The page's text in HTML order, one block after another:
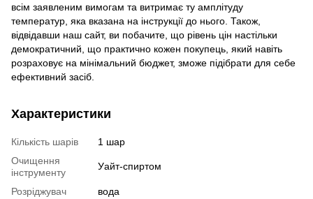
всім заявленим вимогам та витримає ту амплітуду
температур, яка вказана на інструкції до нього. Також,
відвідавши наш сайт, ви побачите, що рівень цін настільки
демократичний, що практично кожен покупець, який навіть
розраховує на мінімальний бюджет, зможе підібрати для себе
ефективний засіб.
Характеристики
Кількість шарів
1 шар
Очищення
інструменту
Уайт-спиртом
Розріджувач
вода